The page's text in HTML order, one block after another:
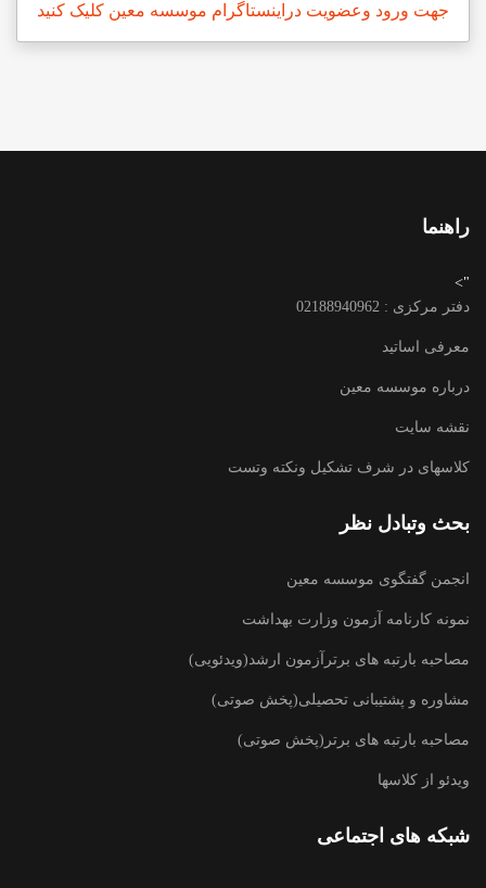
جهت ورود وعضویت دراینستاگرام موسسه معین کلیک کنید
راهنما
">
دفتر مرکزی : 02188940962
معرفی اساتید
درباره موسسه معین
نقشه سایت
کلاسهای در شرف تشکیل ونکته وتست
بحث وتبادل نظر
انجمن گفتگوی موسسه معین
نمونه کارنامه آزمون وزارت بهداشت
مصاحبه بارتبه های برترآزمون ارشد(ویدئویی)
مشاوره و پشتیبانی تحصیلی(پخش صوتی)
مصاحبه بارتبه های برتر(پخش صوتی)
ویدئو از کلاسها
شبکه های اجتماعی